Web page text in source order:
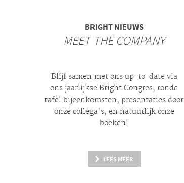
BRIGHTNIEUWS
MEET THE COMPANY
Blijf samen met ons up-to-date via
ons jaarlijkseBright Congres, ronde
tafel bijeenkomsten, presentaties door
onze collega's, en natuurlijk onze
boeken!
LEES MEER